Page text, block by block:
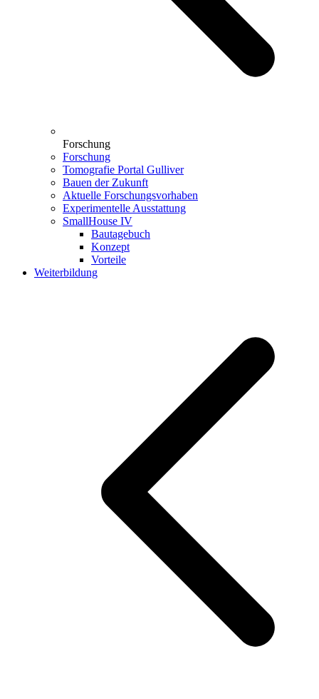
Forschung
Forschung
Tomografie Portal Gulliver
Bauen der Zukunft
Aktuelle Forschungsvorhaben
Experimentelle Ausstattung
SmallHouse IV
Bautagebuch
Konzept
Vorteile
Weiterbildung